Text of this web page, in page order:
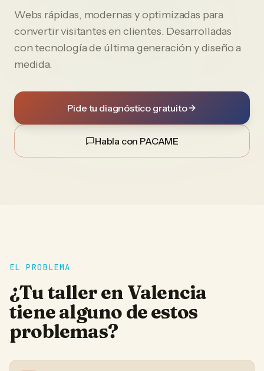
Webs rápidas, modernas y optimizadas para
convertir visitantes en clientes. Desarrolladas
con tecnología de última generación y diseño a
medida.
Pide tu diagnóstico gratuito
Habla con PACAME
EL PROBLEMA
¿Tutalleren Valencia
tiene alguno de estos
problemas?